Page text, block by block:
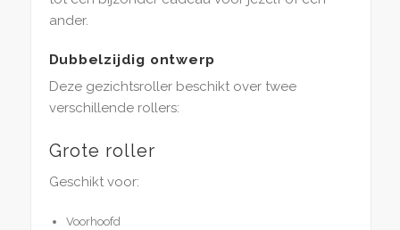
ander.
Dubbelzijdig ontwerp
Deze gezichtsroller beschikt over twee
verschillende rollers:
Grote roller
Geschikt voor:
Voorhoofd